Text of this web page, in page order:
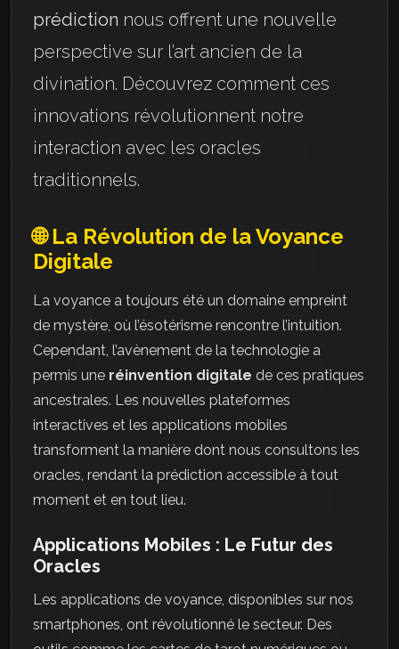
prédiction nous offrent une nouvelle
perspective sur l’art ancien de la
divination. Découvrez comment ces
innovations révolutionnent notre
interaction avec les oracles
traditionnels.
🌐 La Révolution de la Voyance
Digitale
La voyance a toujours été un domaine empreint
de mystère, où l’ésotérisme rencontre l’intuition.
Cependant, l’avènement de la technologie a
permis une réinvention digitale de ces pratiques
ancestrales. Les nouvelles plateformes
interactives et les applications mobiles
transforment la manière dont nous consultons les
oracles, rendant la prédiction accessible à tout
moment et en tout lieu.
Applications Mobiles : Le Futur des
Oracles
Les applications de voyance, disponibles sur nos
smartphones, ont révolutionné le secteur. Des